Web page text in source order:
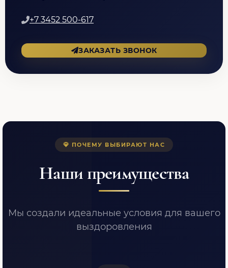
+7 3452 500-617
ЗАКАЗАТЬ ЗВОНОК
ПОЧЕМУ ВЫБИРАЮТ НАС
Наши преимущества
Мы создали идеальные условия для вашего
выздоровления